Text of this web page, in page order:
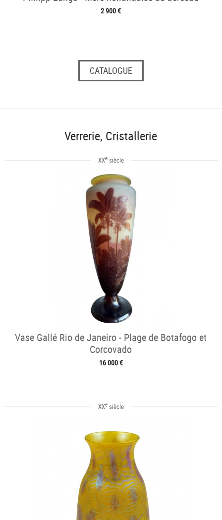
2 900 €
CATALOGUE
Verrerie, Cristallerie
XXesiècle
Vase Gallé Rio de Janeiro - Plage de Botafogo et
Corcovado
16 000 €
XXesiècle